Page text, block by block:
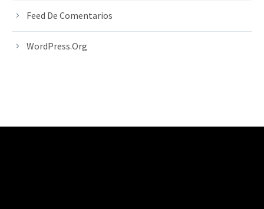
Feed De Comentarios
WordPress.org